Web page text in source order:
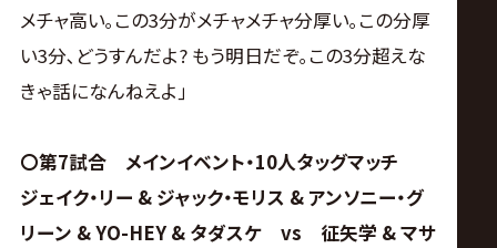
メチャ高い｡この3分がメチャメチャ分厚い｡この分厚
い3分､どうすんだよ? もう明日だぞ｡この3分超えな
きゃ話になんねえよ｣
〇第7試合 メインイベント・10人タッグマッチ
ジェイク・リー & ジャック・モリス & アンソニー・グ
リーン & YO-HEY & タダスケ vs 征矢学 & マサ